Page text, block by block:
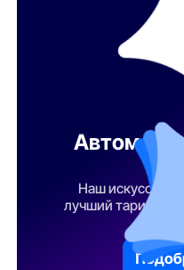
Наш
лучший тарифный